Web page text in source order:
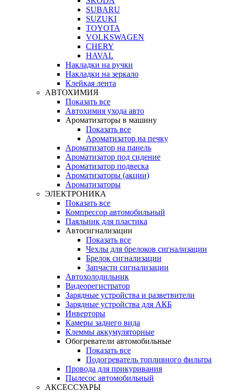
SUBARU
SUZUKI
TOYOTA
VOLKSWAGEN
CHERY
HAVAL
Накладки на ручки
Накладки на зеркало
Клейкая лента
АВТОХИМИЯ
Показать все
Автохимия ухода авто
Ароматизаторы в машину
Показать все
Ароматизатор на печку
Ароматизатор на панель
Ароматизатор под сидение
Ароматизатор подвеска
Ароматизаторы (акции)
Ароматизаторы
ЭЛЕКТРОНИКА
Показать все
Компрессор автомобильный
Паяльник для пластика
Автосигнализации
Показать все
Чехлы для брелоков сигнализации
Брелок сигнализации
Запчасти сигнализации
Автохолодильник
Видеорегистратор
Зарядные устройства и разветвители
Зарядные устройства для АКБ
Инверторы
Камеры заднего вида
Клеммы аккумуляторные
Обогреватели автомобильные
Показать все
Подогреватель топливного фильтра
Провода для прикуривания
Пылесос автомобильный
АКСЕССУАРЫ